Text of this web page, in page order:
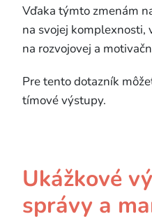
Vďaka týmto zmenám
na svojej komplexnosti,
na rozvojovej a
Pre tento dotazník
tímové výstupy.
Ukážkové
správy a